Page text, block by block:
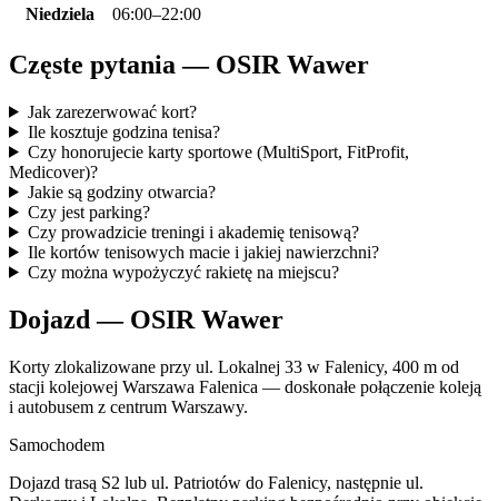
Niedziela
06:00–22:00
Częste pytania — OSIR Wawer
Jak zarezerwować kort?
Ile kosztuje godzina tenisa?
Czy honorujecie karty sportowe (MultiSport, FitProfit,
Medicover)?
Jakie są godziny otwarcia?
Czy jest parking?
Czy prowadzicie treningi i akademię tenisową?
Ile kortów tenisowych macie i jakiej nawierzchni?
Czy można wypożyczyć rakietę na miejscu?
Dojazd — OSIR Wawer
Korty zlokalizowane przy ul. Lokalnej 33 w Falenicy, 400 m od
stacji kolejowej Warszawa Falenica — doskonałe połączenie koleją
i autobusem z centrum Warszawy.
Samochodem
Dojazd trasą S2 lub ul. Patriotów do Falenicy, następnie ul.